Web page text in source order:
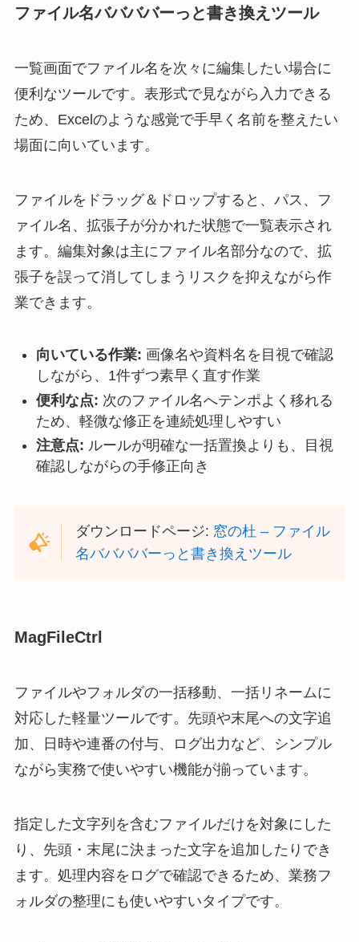
ファイル名ババババーっと書き換えツール
一覧画面でファイル名を次々に編集したい場合に
便利なツールです。表形式で見ながら入力できる
ため、Excelのような感覚で手早く名前を整えたい
場面に向いています。
ファイルをドラッグ＆ドロップすると、パス、フ
ァイル名、拡張子が分かれた状態で一覧表示され
ます。編集対象は主にファイル名部分なので、拡
張子を誤って消してしまうリスクを抑えながら作
業できます。
向いている作業: 画像名や資料名を目視で確認
しながら、1件ずつ素早く直す作業
便利な点: 次のファイル名へテンポよく移れる
ため、軽微な修正を連続処理しやすい
注意点: ルールが明確な一括置換よりも、目視
確認しながらの手修正向き
ダウンロードページ: 窓の杜 – ファイル
名ババババーっと書き換えツール
MagFileCtrl
ファイルやフォルダの一括移動、一括リネームに
対応した軽量ツールです。先頭や末尾への文字追
加、日時や連番の付与、ログ出力など、シンプル
ながら実務で使いやすい機能が揃っています。
指定した文字列を含むファイルだけを対象にした
り、先頭・末尾に決まった文字を追加したりでき
ます。処理内容をログで確認できるため、業務フ
ォルダの整理にも使いやすいタイプです。